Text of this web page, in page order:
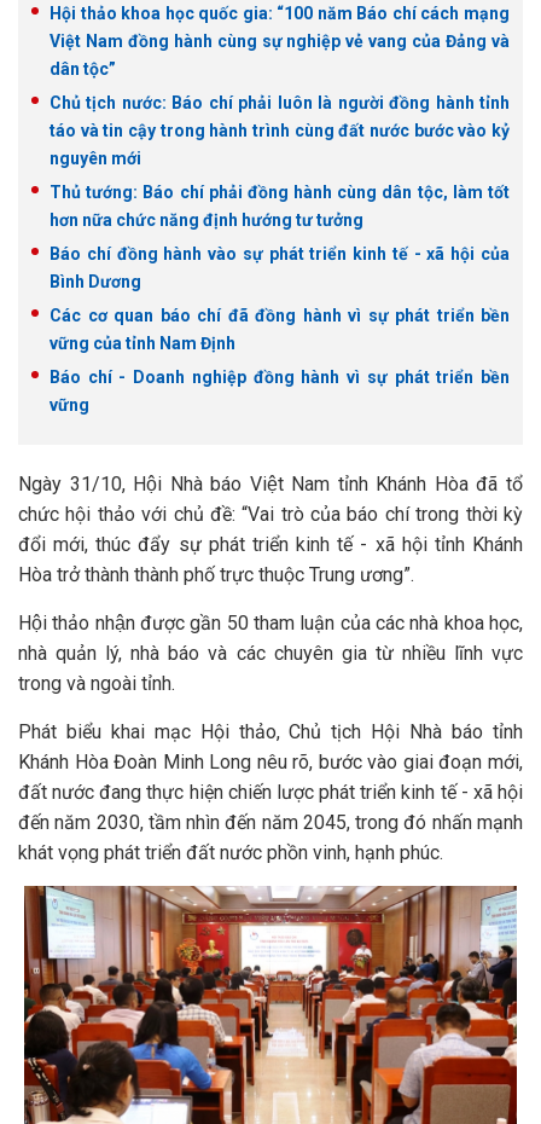
Hội thảo khoa học quốc gia: “100 năm Báo chí cách mạng
Việt Nam đồng hành cùng sự nghiệp vẻ vang của Đảng và
dân tộc”
Chủ tịch nước: Báo chí phải luôn là người đồng hành tỉnh
táo và tin cậy trong hành trình cùng đất nước bước vào kỷ
nguyên mới
Thủ tướng: Báo chí phải đồng hành cùng dân tộc, làm tốt
hơn nữa chức năng định hướng tư tưởng
Báo chí đồng hành vào sự phát triển kinh tế - xã hội của
Bình Dương
Các cơ quan báo chí đã đồng hành vì sự phát triển bền
vững của tỉnh Nam Định
Báo chí - Doanh nghiệp đồng hành vì sự phát triển bền
vững
Ngày 31/10, Hội Nhà báo Việt Nam tỉnh Khánh Hòa đã tổ
chức hội thảo với chủ đề: “Vai trò của báo chí trong thời kỳ
đổi mới, thúc đẩy sự phát triển kinh tế - xã hội tỉnh Khánh
Hòa trở thành thành phố trực thuộc Trung ương”.
Hội thảo nhận được gần 50 tham luận của các nhà khoa học,
nhà quản lý, nhà báo và các chuyên gia từ nhiều lĩnh vực
trong và ngoài tỉnh.
Phát biểu khai mạc Hội thảo, Chủ tịch Hội Nhà báo tỉnh
Khánh Hòa Đoàn Minh Long nêu rõ, bước vào giai đoạn mới,
đất nước đang thực hiện chiến lược phát triển kinh tế - xã hội
đến năm 2030, tầm nhìn đến năm 2045, trong đó nhấn mạnh
khát vọng phát triển đất nước phồn vinh, hạnh phúc.